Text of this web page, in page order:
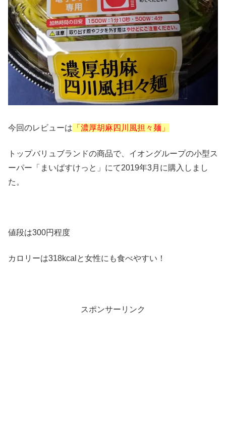
今回のレビューは 「濃厚胡麻四川風担々麺」
トップバリュブランドの商品で、イオングループの小型ス
ーパー「まいばすけっと」にて2019年3月に購入しまし
た。
値段は300円程度
カロリーは318kcalと女性にも食べやすい！
スポンサーリンク